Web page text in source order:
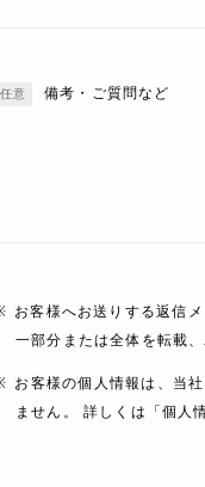
備考・ご質問など
お客様へお送りする返信
一部分または全体を転載
お客様の個人情報は、当
ません。 詳しくは「個人